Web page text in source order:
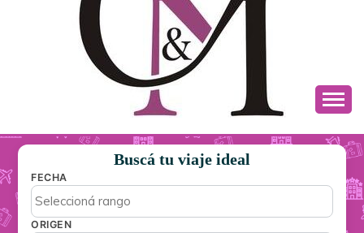
C&M TURISMO
Buscá tu viaje ideal
FECHA
ORIGEN